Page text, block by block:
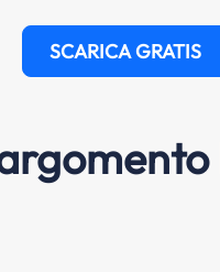
SCARICA GRATIS